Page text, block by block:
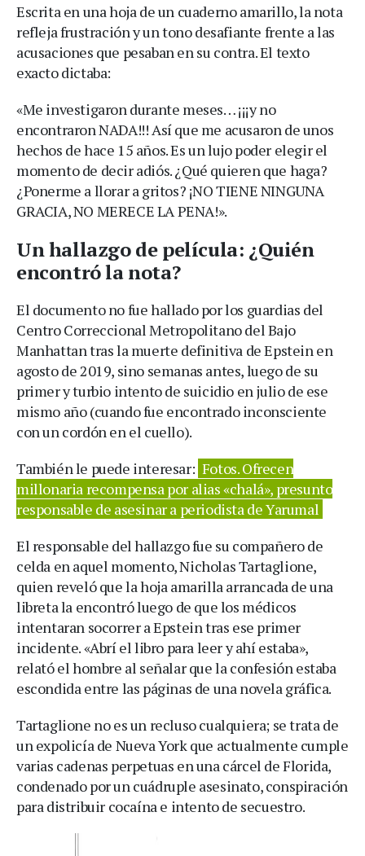
Escrita en una hoja de un cuaderno amarillo, la nota
refleja frustración y un tono desafiante frente a las
acusaciones que pesaban en su contra. El texto
exacto dictaba:
«Me investigaron durante meses… ¡¡¡y no
encontraron NADA!!! Así que me acusaron de unos
hechos de hace 15 años. Es un lujo poder elegir el
momento de decir adiós. ¿Qué quieren que haga?
¿Ponerme a llorar a gritos? ¡NO TIENE NINGUNA
GRACIA, NO MERECE LA PENA!».
Un hallazgo de película: ¿Quién
encontró la nota?
El documento no fue hallado por los guardias del
Centro Correccional Metropolitano del Bajo
Manhattan tras la muerte definitiva de Epstein en
agosto de 2019, sino semanas antes, luego de su
primer y turbio intento de suicidio en julio de ese
mismo año (cuando fue encontrado inconsciente
con un cordón en el cuello).
También le puede interesar: Fotos. Ofrecen
millonaria recompensa por alias «chalá», presunto
responsable de asesinar a periodista de Yarumal
El responsable del hallazgo fue su compañero de
celda en aquel momento, Nicholas Tartaglione,
quien reveló que la hoja amarilla arrancada de una
libreta la encontró luego de que los médicos
intentaran socorrer a Epstein tras ese primer
incidente. «Abrí el libro para leer y ahí estaba»,
relató el hombre al señalar que la confesión estaba
escondida entre las páginas de una novela gráfica.
Tartaglione no es un recluso cualquiera; se trata de
un expolicía de Nueva York que actualmente cumple
varias cadenas perpetuas en una cárcel de Florida,
condenado por un cuádruple asesinato, conspiración
para distribuir cocaína e intento de secuestro.